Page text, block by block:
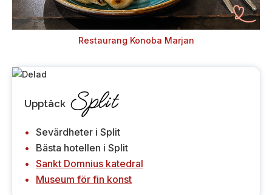
Restaurang Konoba Marjan
Upptäck Split
Sevärdheter i Split
Bästa hotellen i Split
Sankt Domnius katedral
Museum för fin konst